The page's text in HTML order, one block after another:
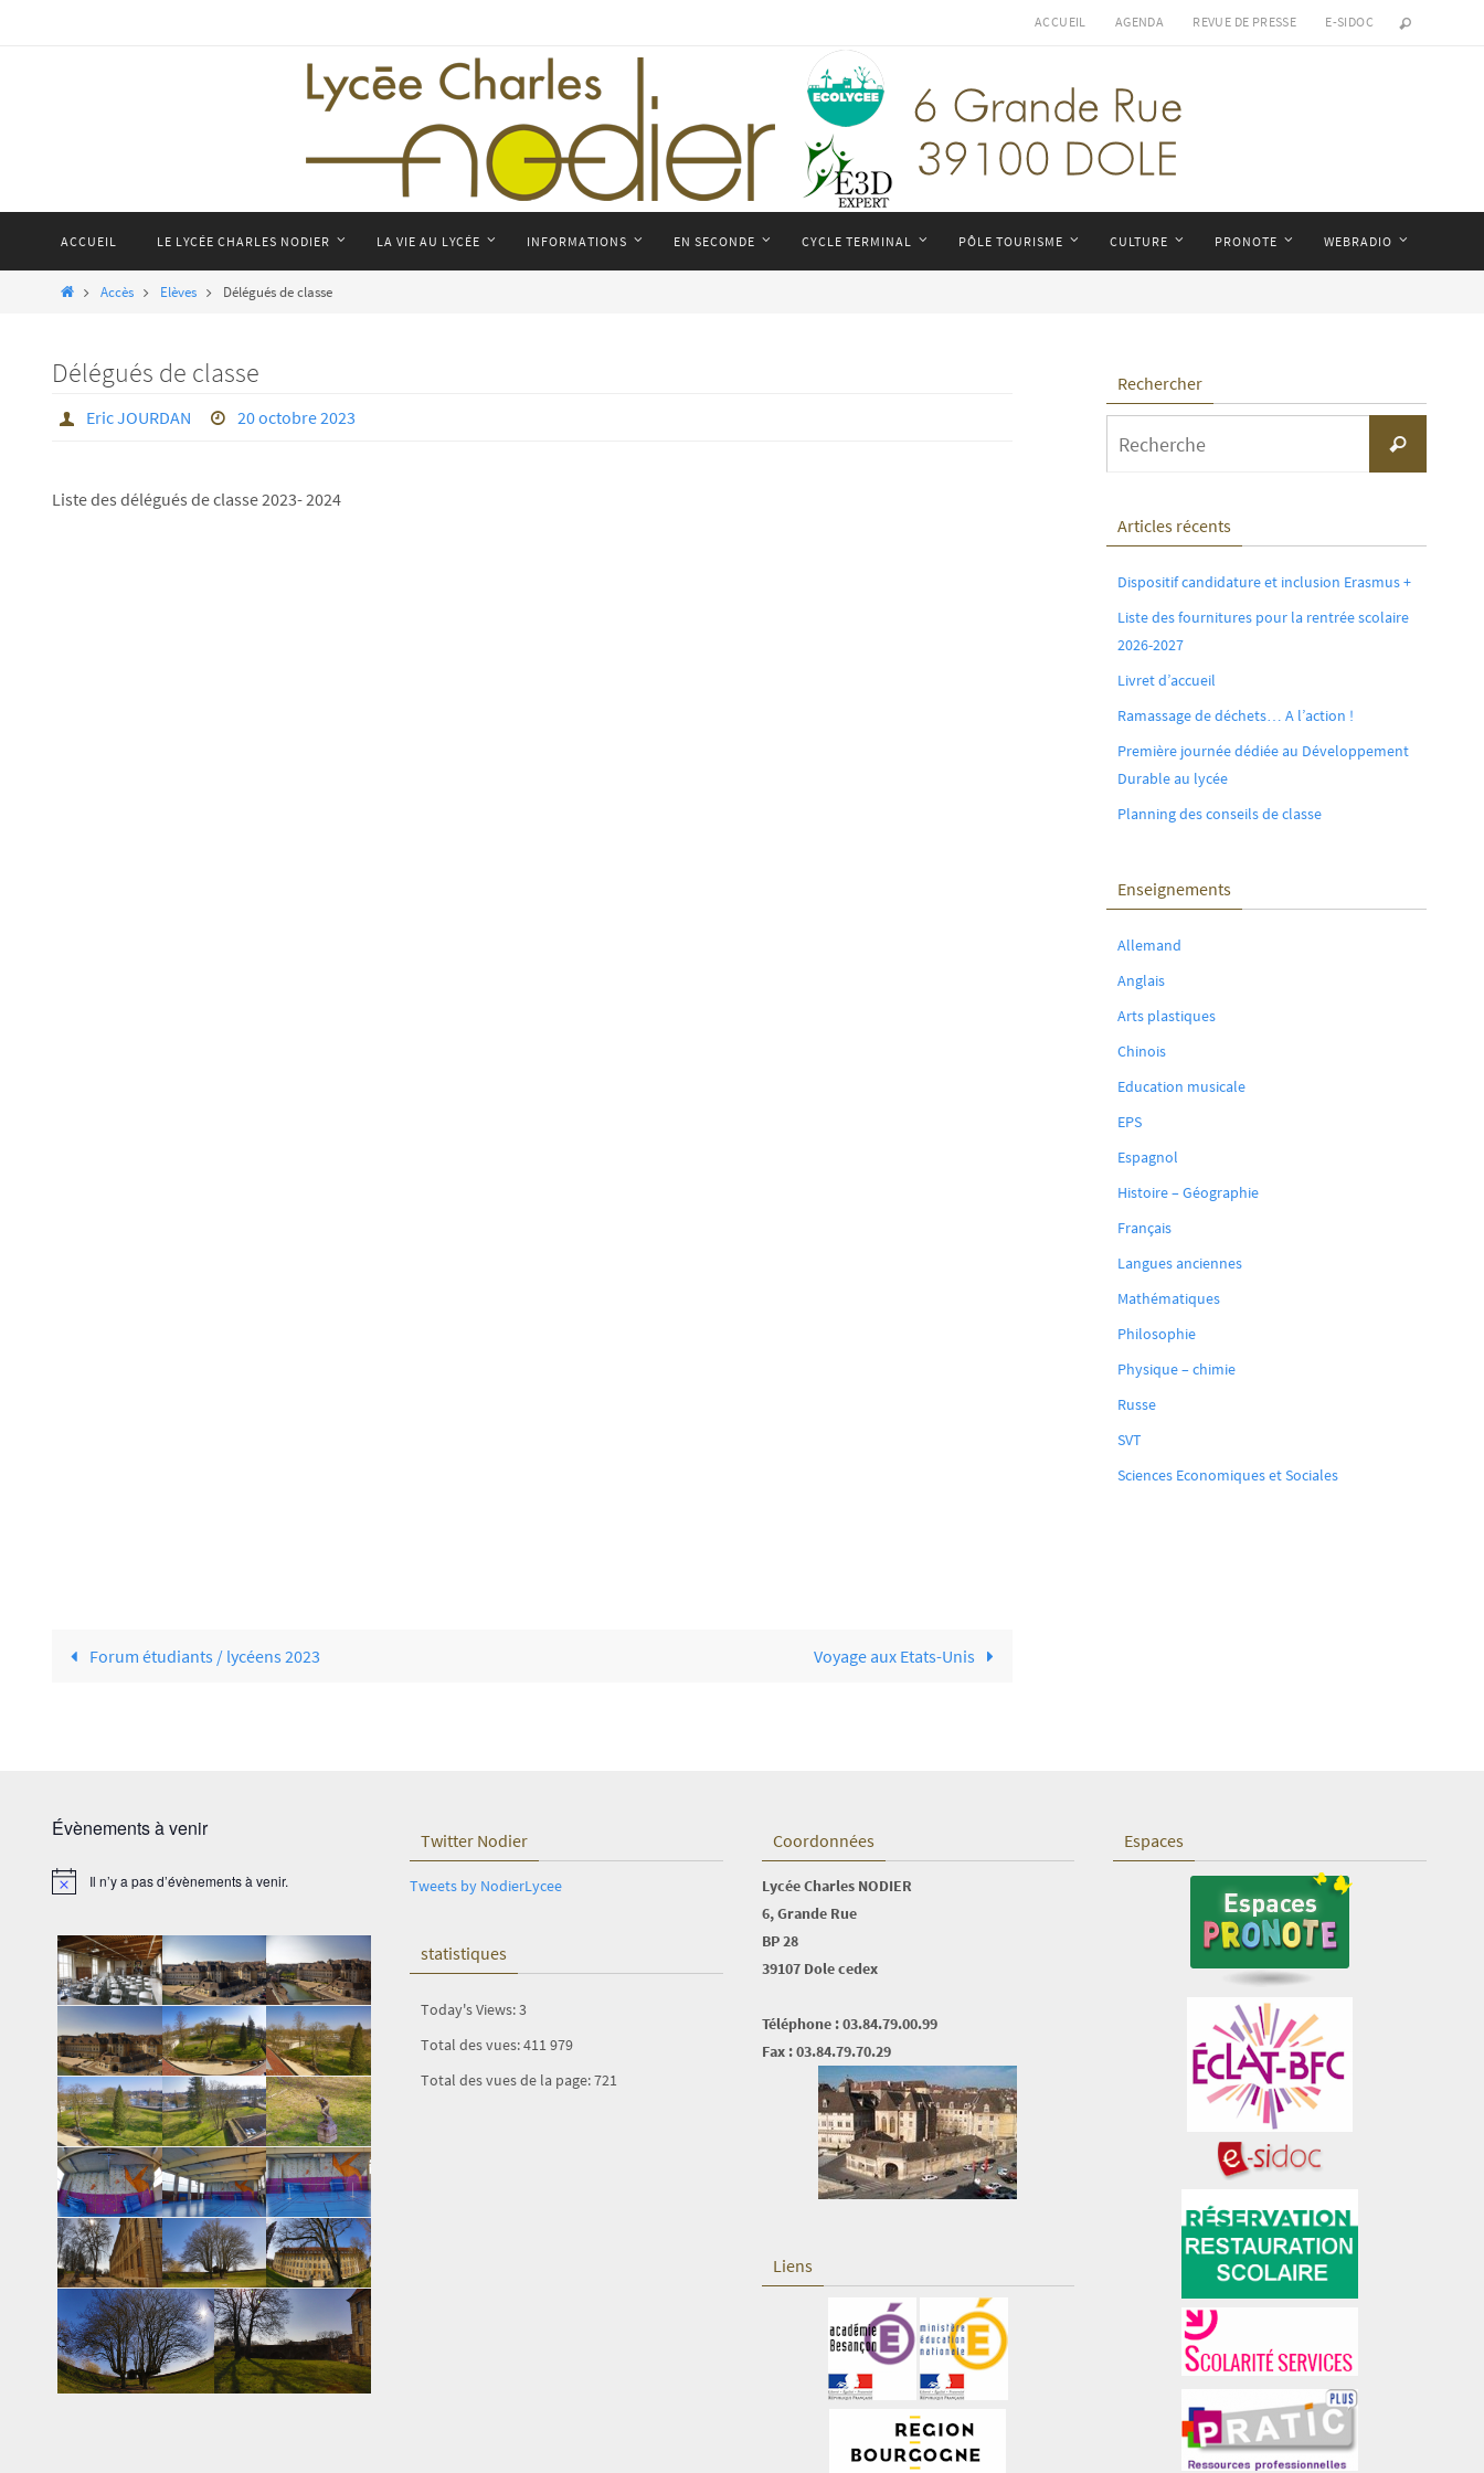
ACCUEIL AGENDA REVUE DE PRESSE E-SIDOC
ACCUEIL LE LYCÉE CHARLES NODIER LA VIE AU LYCÉE INFORMATIONS EN SECONDE CYCLE TERMINAL PÔLE TOURISME CULTURE PRONOTE WEBRADIO
HomeAccès Elèves Délégués de classe
Délégués de classe
Eric JOURDAN 20 octobre 2023
Liste des délégués de classe 2023- 2024
Forum étudiants / lycéens 2023 Voyage aux Etats-Unis
Rechercher
Recherche
Articles récents
Dispositif candidature et inclusion Erasmus +
Liste des fournitures pour la rentrée scolaire
2026-2027
Livret d’accueil
Ramassage de déchets… A l’action !
Première journée dédiée au Développement
Durable au lycée
Planning des conseils de classe
Enseignements
Allemand
Anglais
Arts plastiques
Chinois
Education musicale
EPS
Espagnol
Histoire – Géographie
Français
Langues anciennes
Mathématiques
Philosophie
Physique – chimie
Russe
SVT
Sciences Economiques et Sociales
Évènements à venir
Notice Il n’y a pas d’évènements à venir.
Twitter Nodier
Tweets by NodierLycee
statistiques
Today's Views:3
Total des vues:411 979
Total des vues de la page:721
Coordonnées
Lycée Charles NODIER
6, Grande Rue
BP 28
39107 Dole cedex
Téléphone : 03.84.79.00.99
Fax : 03.84.79.70.29
Liens
Espaces